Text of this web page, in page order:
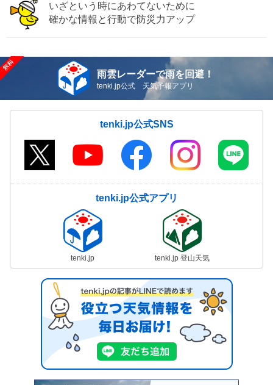
いざという時にあわてないために
確かな情報と行動で防災力アップ
雨雲レーダーで雨を回避！
tenki.jp公式 天気予報アプリ
tenki.jp公式SNS
tenki.jp公式アプリ
tenki.jp tenki.jp 登山天気